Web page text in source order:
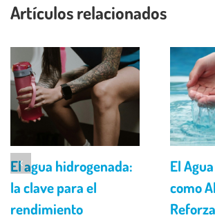
Artículos relacionados
El agua hidrogenada:
la clave para el
rendimiento
El
como